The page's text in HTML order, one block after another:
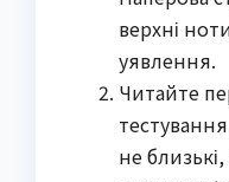
верхні
уявлення.
Читайте
не